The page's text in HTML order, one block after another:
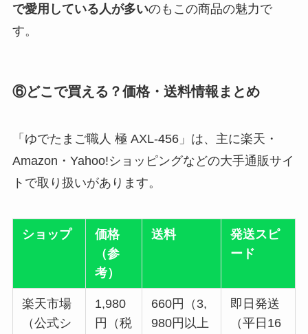
で愛用している人が多いのもこの商品の魅力で
す。
⑥どこで買える？価格・送料情報まとめ
「ゆでたまご職人 極 AXL-456」は、主に楽天・
Amazon・Yahoo!ショッピングなどの大手通販サイ
トで取り扱いがあります。
ショップ
価格
（参
考）
送料
発送スピ
ード
楽天市場
（公式シ
1,980
円（税
660円（3,
980円以上
即日発送
（平日16